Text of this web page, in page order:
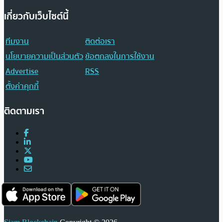
เกี่ยวกับเว็บไซต์นี้
ทีมงาน
ติดต่อเรา
นโยบายความเป็นส่วนตัวข้อตกลงในการใช้งาน
Advertise
RSS
ตั้งค่าคุกกี้
ติดตามเรา